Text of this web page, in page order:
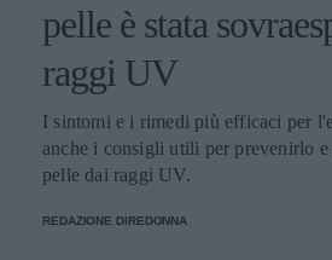
pelle è stata
raggi UV
I sintomi e i rimedi più efficaci per
anche i consigli utili per prevenirlo e
pelle dai raggi UV.
REDAZIONE DIREDONNA